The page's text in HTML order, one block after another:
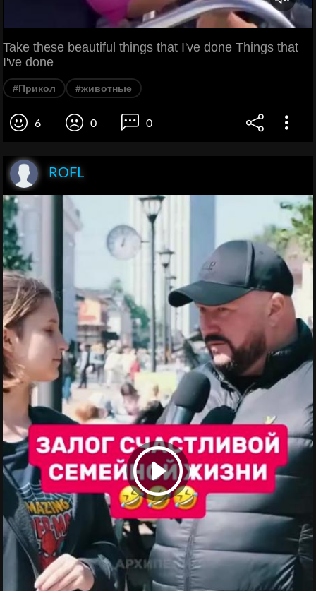
Take these beautiful things that I've done Things that
I've done
#Прикол #животные
6 0 0
ROFL